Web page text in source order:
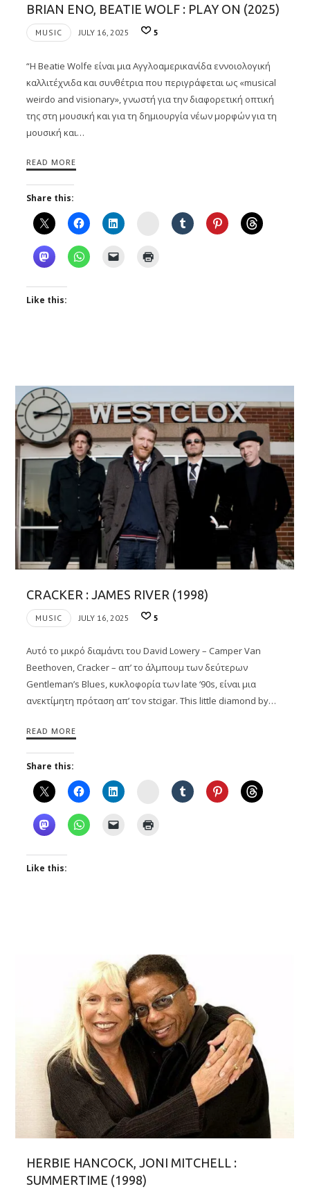
BRIAN ENO, BEATIE WOLF : PLAY ON (2025)
MUSIC JULY 16, 2025 5
“Η Beatie Wolfe είναι μια Αγγλοαμερικανίδα εννοιολογική
καλλιτέχνιδα και συνθέτρια που περιγράφεται ως «musical
weirdo and visionary», γνωστή για την διαφορετική οπτική
της στη μουσική και για τη δημιουργία νέων μορφών για τη
μουσική και…
READ MORE
Share this:
Instagram
Like this:
CRACKER : JAMES RIVER (1998)
MUSIC JULY 16, 2025 5
Αυτό το μικρό διαμάντι του David Lowery – Camper Van
Beethoven, Cracker – απ’ το άλμπουμ των δεύτερων
Gentleman’s Blues, κυκλοφορία των late ‘90s, είναι μια
ανεκτίμητη πρόταση απ’ τον stcigar. Τhis little diamond by…
READ MORE
Share this:
Instagram
Like this:
HERBIE HANCOCK, JONI MITCHELL :
SUMMERTIME (1998)